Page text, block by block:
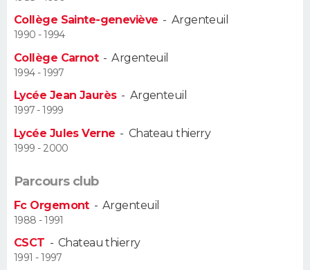
Alimentation
Guide de la santé
Maladies
Médicaments
Sommeil
VOYAGE
Destinations
City break
Voyage nature
Voyage de noces
Forum
Climat
+
PHOTO
GUIDES D'ACHAT
BONS PLANS
Carte de Noël
Carte Bonne année
Carte Saint-Valentin
Carte Pâques
Carte d'anniversaire
Dictionnaire
Biographies
Citations
Expressions
Proverbes
PROGRAMME TV
COPAINS D'AVANT
Collège Sainte-geneviève - Argenteuil
1990 - 1994
Collège Carnot-Argenteuil
1994 - 1997
Lycée Jean Jaurès- Argenteuil
1997 - 1999
Lycée Jules Verne - Chateau thierry
1999 - 2000
Parcours club
Fc Orgemont-Argenteuil
1988 - 1991
CSCT - Chateau thierry
1991 - 1997